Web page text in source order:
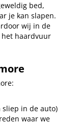
bed,
je kan slapen.
wij in de
haardvuur
sliep in de auto)
waar we